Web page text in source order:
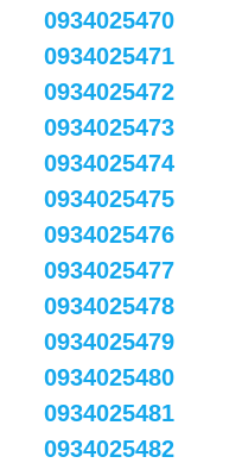
0934025470
0934025471
0934025472
0934025473
0934025474
0934025475
0934025476
0934025477
0934025478
0934025479
0934025480
0934025481
0934025482